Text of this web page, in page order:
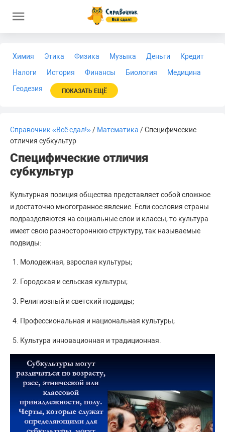
Химия Этика Физика Музыка Деньги
Кредит
Налоги
История Финансы Биология
Медицина
Геодезия
ПОКАЗАТЬ ЕЩЁ
Справочник «Всё сдал!»/ Математика / Специфические
отличия субкультур
Специфические отличия
субкультур
Культурная позиция общества представляет собой сложное
и достаточно многогранное явление. Если сословия страны
подразделяются на социальные слои и классы, то культура
имеет свою разностороннюю структуру, так называемые
подвиды:
Молодежная, взрослая культуры;
Городская и сельская культуры;
Религиозный и светский подвиды;
Профессиональная и национальная культуры;
Культура инновационная и традиционная.